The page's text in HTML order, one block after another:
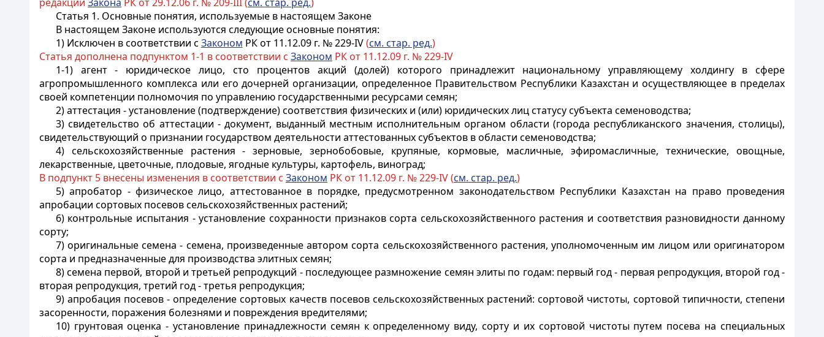
Статья 1. Основные понятия, используемые в настоящем Законе
В настоящем Законе используются следующие основные понятия:
1) Исключен в соответствии с Законом РК от 11.12.09 г. № 229-IV(см. стар. ред.)
Статья дополнена подпунктом 1-1 в соответствии с Законом РК от 11.12.09 г. № 229-IV
1-1) агент - юридическое лицо, сто процентов акций (долей) которого принадлежит национальному управляющему холдингу в сфере
агропромышленного комплекса или его дочерней организации, определенное Правительством Республики Казахстан и осуществляющее в пределах
своей компетенции полномочия по управлению государственными ресурсами семян;
2) аттестация - установление (подтверждение) соответствия физических и (или) юридических лиц статусу субъекта семеноводства;
3) свидетельство об аттестации - документ, выданный местным исполнительным органом области (города республиканского значения, столицы),
свидетельствующий о признании государством деятельности аттестованных субъектов в области семеноводства;
4) сельскохозяйственные растения - зерновые, зернобобовые, крупяные, кормовые, масличные, эфиромасличные, технические, овощные,
лекарственные, цветочные, плодовые, ягодные культуры, картофель, виноград;
В подпункт 5 внесены изменения в соответствии с Законом РК от 11.12.09 г. № 229-IV (см. стар. ред.)
5) апробатор - физическое лицо, аттестованное в порядке, предусмотренном законодательством Республики Казахстан на право проведения
апробации сортовых посевов сельскохозяйственных растений;
6) контрольные испытания - установление сохранности признаков сорта сельскохозяйственного растения и соответствия разновидности данному
сорту;
7) оригинальные семена - семена, произведенные автором сорта сельскохозяйственного растения, уполномоченным им лицом или оригинатором
сорта и предназначенные для производства элитных семян;
8) семена первой, второй и третьей репродукций - последующее размножение семян элиты по годам: первый год - первая репродукция, второй год -
вторая репродукция, третий год - третья репродукция;
9) апробация посевов - определение сортовых качеств посевов сельскохозяйственных растений: сортовой чистоты, сортовой типичности, степени
засоренности, поражения болезнями и повреждения вредителями;
10) грунтовая оценка - установление принадлежности семян к определенному виду, сорту и их сортовой чистоты путем посева на специальных